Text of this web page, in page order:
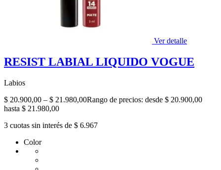
Ver detalle
RESIST LABIAL LIQUIDO VOGUE
Labios
$ 20.900,00 – $ 21.980,00Rango de precios: desde $ 20.900,00
hasta $ 21.980,00
3 cuotas sin interés de $ 6.967
Color